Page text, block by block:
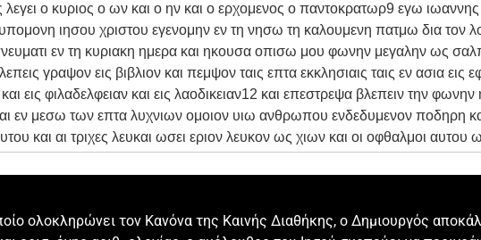
λεγει ο κυριος ο ων και ο ην και ο ερχομενος ο παντοκρατωρ9 εγω
υπομονη ιησου χριστου εγενομην εν τη νησω τη καλουμενη πατμω δια τον
εν τη κυριακη ημερα και ηκουσα οπισω μου φωνην μεγαλην ως
γραψον εις βιβλιον και πεμψον ταις επτα εκκλησιαις ταις εν ασια εις
και εις φιλαδελφειαν και εις λαοδικειαν12 και επεστρεψα βλεπειν την
εν μεσω των επτα λυχνιων ομοιον υιω ανθρωπου ενδεδυμενον ποδηρη
και αι τριχες λευκαι ωσει εριον λευκον ως χιων και οι οφθαλμοι
οξεια εκπορευομενη και η οψις αυτου ως ο ηλιος φαινει εν τη
εις τους αιωνας των αιωνων αμην και εχω τας κλεις του αδου και του
ολοκληρώνει τον Κανόνα της Καινής Διαθήκης, ο Δημιουργός